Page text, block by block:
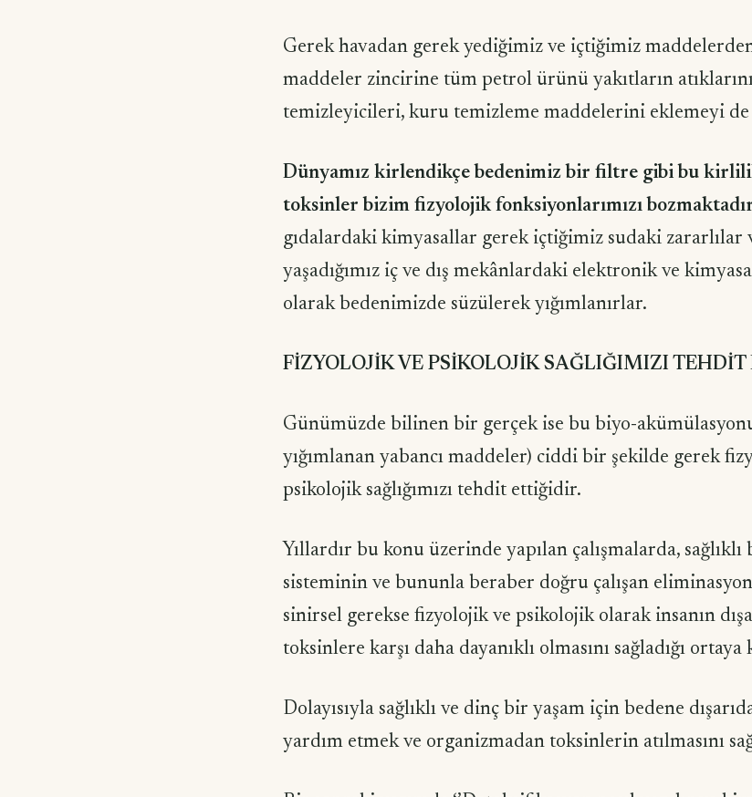
Gerek havadan gerek yediğimiz ve içtiğimiz maddelerden
maddeler zincirine tüm petrol ürünü yakıtların
temizleyicileri, kuru temizleme maddelerini eklemeyi
Dünyamız kirlendikçe bedenimiz bir filtre gibi bu
toksinler bizim fizyolojik fonksiyonlarımızı
gıdalardaki kimyasallar gerek içtiğimiz sudaki zararlılar
yaşadığımız iç ve dış mekânlardaki elektronik ve
olarak bedenimizde süzülerek yığımlanırlar.
FİZYOLOJİK VE PSİKOLOJİK SAĞLIĞIMIZI
Günümüzde bilinen bir gerçek ise bu biyo-
yığımlanan yabancı maddeler) ciddi bir şekilde gerek
psikolojik sağlığımızı tehdit ettiğidir.
Yıllardır bu konu üzerinde yapılan çalışmalarda, sağlıklı
sisteminin ve bununla beraber doğru çalışan
sinirsel gerekse fizyolojik ve psikolojik olarak insanın
toksinlere karşı daha dayanıklı olmasını sağladığı
Dolayısıyla sağlıklı ve dinç bir yaşam için bedene
yardım etmek ve organizmadan toksinlerin atılmasını